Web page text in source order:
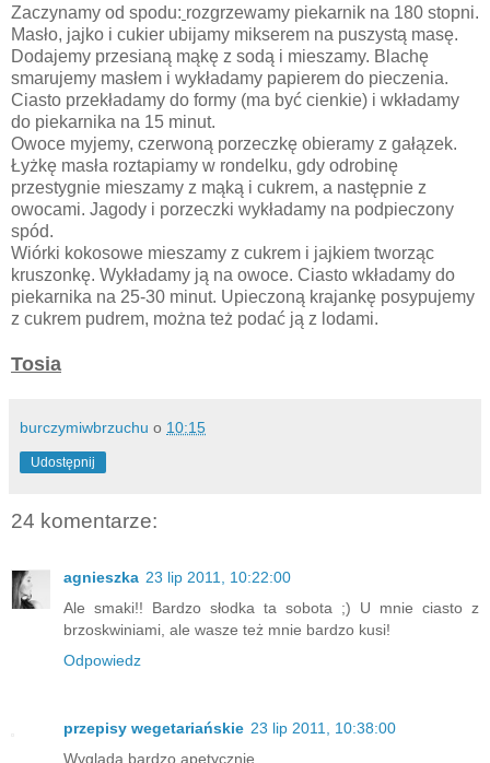
Zaczynamy od spodu: rozgrzewamy piekarnik na 180 stopni.
Masło, jajko i cukier ubijamy mikserem na puszystą masę.
Dodajemy przesianą mąkę z sodą i mieszamy. Blachę
smarujemy masłem i wykładamy papierem do pieczenia.
Ciasto przekładamy do formy (ma być cienkie) i wkładamy
do piekarnika na 15 minut.
Owoce myjemy, czerwoną porzeczkę obieramy z gałązek.
Łyżkę masła roztapiamy w rondelku, gdy odrobinę
przestygnie mieszamy z mąką i cukrem, a następnie z
owocami. Jagody i porzeczki wykładamy na podpieczony
spód.
Wiórki kokosowe mieszamy z cukrem i jajkiem tworząc
kruszonkę. Wykładamy ją na owoce. Ciasto wkładamy do
piekarnika na 25-30 minut. Upieczoną krajankę posypujemy
z cukrem pudrem, można też podać ją z lodami.
Tosia
burczymiwbrzuchu o 10:15
Udostępnij
24 komentarze:
agnieszka 23 lip 2011, 10:22:00
Ale smaki!! Bardzo słodka ta sobota ;) U mnie ciasto z
brzoskwiniami, ale wasze też mnie bardzo kusi!
Odpowiedz
przepisy wegetariańskie 23 lip 2011, 10:38:00
Wygląda bardzo apetycznie.